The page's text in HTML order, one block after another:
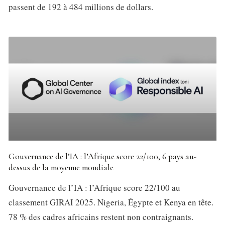
passent de 192 à 484 millions de dollars.
Gouvernance de l’IA : l’Afrique score 22/100, 6 pays au-
dessus de la moyenne mondiale
Gouvernance de l’IA : l’Afrique score 22/100 au
classement GIRAI 2025. Nigeria, Égypte et Kenya en tête.
78 % des cadres africains restent non contraignants.